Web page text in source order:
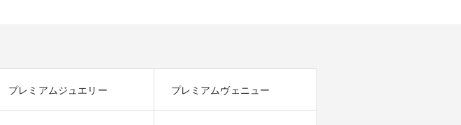
プレミアムジュエリー プレミアムヴェニュー